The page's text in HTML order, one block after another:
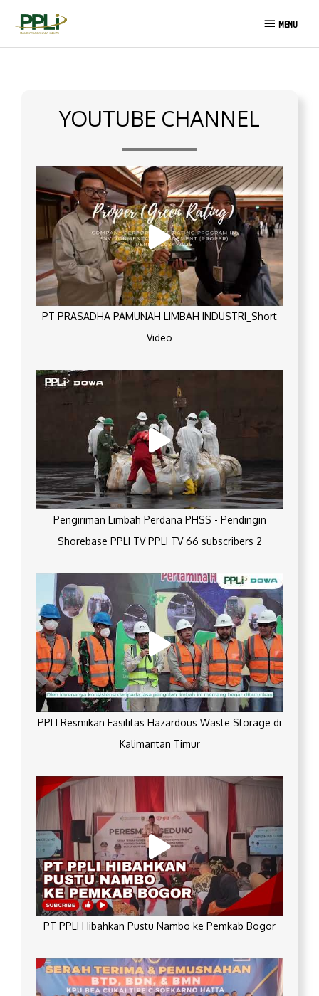
MENU
MENU
YOUTUBE CHANNEL
PT PRASADHA PAMUNAH LIMBAH INDUSTRI_Short
Video
Pengiriman Limbah Perdana PHSS - Pendingin
Shorebase PPLI TV PPLI TV 66 subscribers 2
PPLI Resmikan Fasilitas Hazardous Waste Storage di
Kalimantan Timur
PT PPLI Hibahkan Pustu Nambo ke Pemkab Bogor